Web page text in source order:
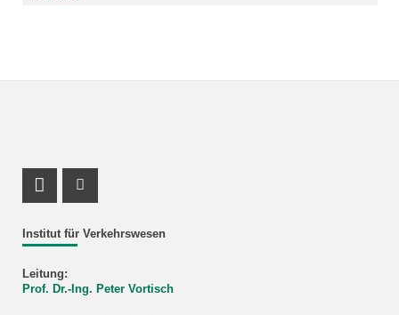
Institut für Verkehrswesen
Leitung:
Prof. Dr.-Ing. Peter Vortisch
LinkedIn Profil
ResearchGate Profil